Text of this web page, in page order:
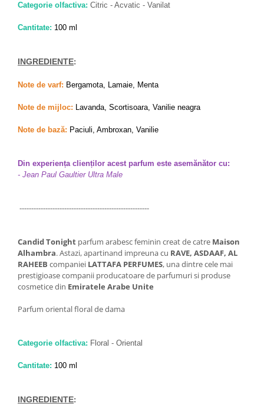
Categorie olfactiva: Citric - Acvatic - Vanilat
Cantitate: 100 ml
INGREDIENTE:
Note de varf: Bergamota, Lamaie, Menta
Note de mijloc: Lavanda, Scortisoara, Vanilie neagra
Note de bază: Paciuli, Ambroxan, Vanilie
Din experiența clienților acest parfum este asemănător cu:
- Jean Paul Gaultier Ultra Male
-------------------------------------------------------
Candid Tonight parfum arabesc feminin creat de catre Maison
Alhambra. Astazi, apartinand impreuna cu RAVE, ASDAAF, AL
RAHEEB companiei LATTAFA PERFUMES, una dintre cele mai
prestigioase companii producatoare de parfumuri si produse
cosmetice din Emiratele Arabe Unite
Parfum oriental floral de dama
Categorie olfactiva: Floral - Oriental
Cantitate: 100 ml
INGREDIENTE: